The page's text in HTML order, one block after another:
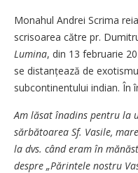
Monahul Andrei Scrima
scrisoarea către pr.
Lumina, din 13 februarie
se distanțează de
subcontinentului indian. În
Am lăsat înadins pentru la
sărbătoarea Sf. Vasile,
la dvs. când eram în
despre „Părintele nostru